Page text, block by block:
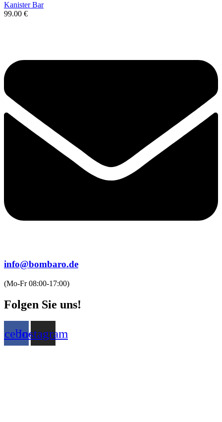
Kanister Bar
99.00 €
info@bombaro.de
(Mo-Fr 08:00-17:00)
Folgen Sie uns!
Instagram